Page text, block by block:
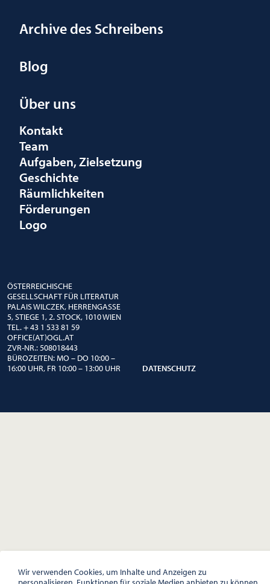
Archive des Schreibens
Blog
Über uns
Kontakt
Team
Aufgaben, Zielsetzung
Geschichte
Räumlichkeiten
Förderungen
Logo
ÖSTERREICHISCHE
GESELLSCHAFT FÜR LITERATUR
PALAIS WILCZEK, HERRENGASSE
5, STIEGE 1, 2. STOCK, 1010 WIEN
TEL. + 43 1 533 81 59
OFFICE(AT)OGL.AT
ZVR-NR.: 508018443
BÜROZEITEN: MO – DO 10:00 –
16:00 UHR, FR 10:00 – 13:00 UHR
DATENSCHUTZ
Wir verwenden Cookies, um Inhalte und Anzeigen zu